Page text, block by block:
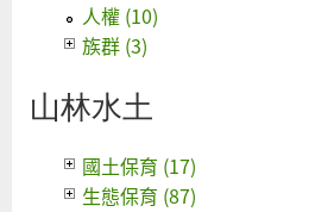
人權 (10)
族群 (3)
山林水土
國土保育 (17)
生態保育 (87)